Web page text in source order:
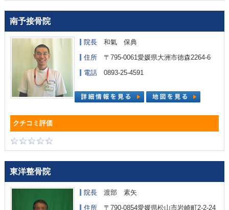
南予接骨院
院長和氣 保典
住所〒795-0061愛媛県大洲市徳森2264-6
電話0893-25-4591
東洋整骨院
院長渡部 素矢
住所〒790-0854愛媛県松山市岩崎町2-2-24